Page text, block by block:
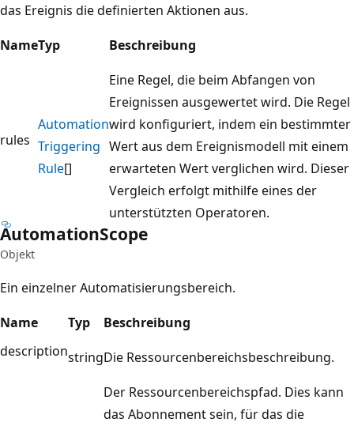
das Ereignis die definierten Aktionen aus.
NameTyp Beschreibung
rules
Automation
Triggering
Rule[]
Eine Regel, die beim Abfangen von
Ereignissen ausgewertet wird. Die Regel
wird konfiguriert, indem ein bestimmter
Wert aus dem Ereignismodell mit einem
erwarteten Wert verglichen wird. Dieser
Vergleich erfolgt mithilfe eines der
unterstützten Operatoren.
AutomationScope
Objekt
Ein einzelner Automatisierungsbereich.
Name
Typ
Beschreibung
descriptionstringDie Ressourcenbereichsbeschreibung.
Der Ressourcenbereichspfad. Dies kann
das Abonnement sein, für das die